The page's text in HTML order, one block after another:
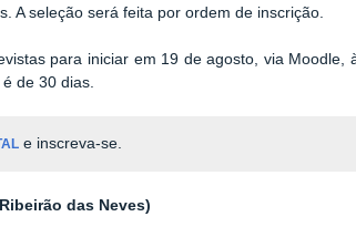
A seleção será feita por ordem de inscrição.
para iniciar em 19 de agosto, via
de 30 dias.
e inscreva-se.
Ribeirão das Neves)